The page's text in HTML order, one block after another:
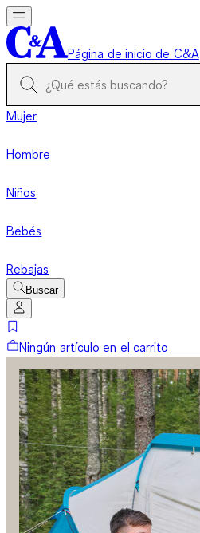
Página de inicio de C&A
Mujer
Hombre
Niños
Bebés
Rebajas
Buscar
Ningún artículo en el carrito